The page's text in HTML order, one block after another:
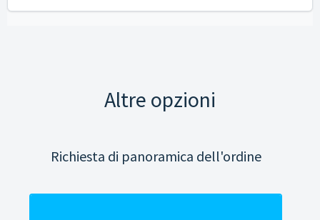
Altre opzioni
Richiesta di panoramica dell'ordine